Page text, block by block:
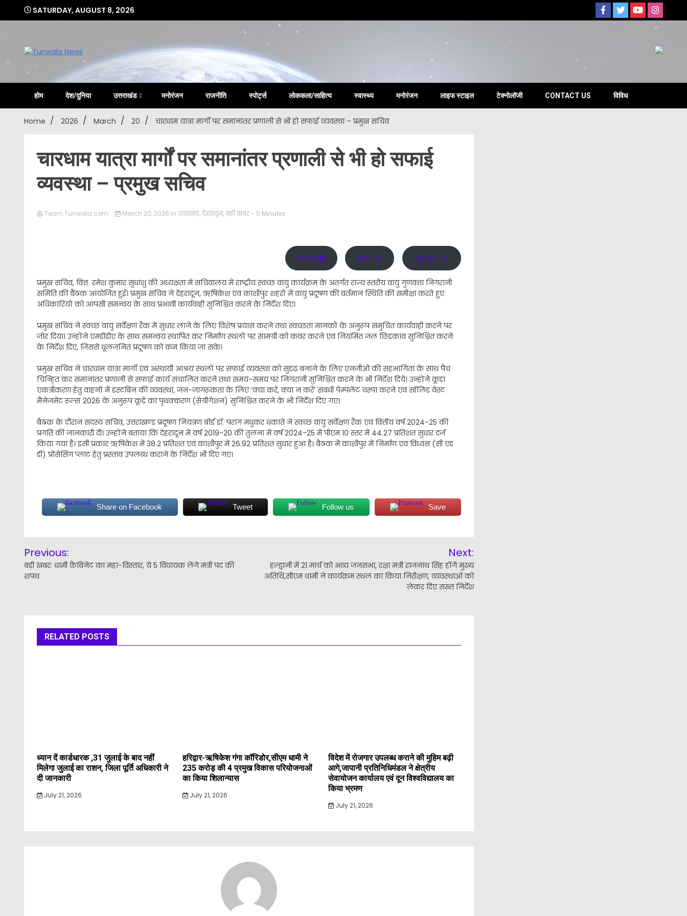
SATURDAY, AUGUST 8, 2026
Tunwala News
Uttarakhand Hindi News Portal
होम देश/दुनिया उत्तराखंड मनोरंजन राजनीति स्पोर्ट्स लोककला/साहित्य स्वास्थ्य मनोरंजन लाइफ स्टाइल टेक्नोलॉजी CONTACT US विविध
Home 2026 March 20 चारधाम यात्रा मार्गों पर समानांतर प्रणाली से भी हो सफाई व्यवस्था – प्रमुख सचिव
चारधाम यात्रा मार्गों पर समानांतर प्रणाली से भी हो सफाई
व्यवस्था – प्रमुख सचिव
Team Tunwala.com March 20, 2026 in उत्तराखंड,देहरादून,बड़ी खबर - 0 Minutes
Print 🖨 PDF 📄 eBook 📱
प्रमुख सचिव, वित्त रमेश कुमार सुधांशु की अध्यक्षता में सचिवालय में राष्ट्रीय स्वच्छ वायु कार्यक्रम के अंतर्गत राज्य स्तरीय वायु गुणवत्ता निगरानी
समिति की बैठक आयोजित हुई। प्रमुख सचिव ने देहरादून, ऋषिकेश एवं काशीपुर शहरों में वायु प्रदूषण की वर्तमान स्थिति की समीक्षा करते हुए
अधिकारियों को आपसी समन्वय के साथ प्रभावी कार्यवाही सुनिश्चित करने के निर्देश दिए।
प्रमुख सचिव ने स्वच्छ वायु सर्वेक्षण रैंक में सुधार लाने के लिए विशेष प्रयास करने तथा स्वच्छता मानकों के अनुरूप समुचित कार्यवाही करने पर
जोर दिया। उन्होंने एमडीडीए के साथ समन्वय स्थापित कर निर्माण स्थलों पर सामग्री को कवर करने एवं नियमित जल छिड़काव सुनिश्चित करने
के निर्देश दिए, जिससे धूलजनित प्रदूषण को कम किया जा सके।
प्रमुख सचिव ने चारधाम यात्रा मार्गों एवं अस्थायी आश्रय स्थलों पर सफाई व्यवस्था को सुदृढ़ बनाने के लिए एनजीओ की सहभागिता के साथ पैच
चिन्ह्ति कर समानांतर प्रणाली से सफाई कार्य संचालित करने तथा समय-समय पर निगरानी सुनिश्चित करने के भी निर्देश दिये। उन्होंने कूड़ा
एकत्रीकरण हेतु वाहनों में डस्टबिन की व्यवस्था, जन-जागरूकता के लिए ‘क्या करें, क्या न करें’ संबंधी पेम्पलेट चस्पा करने एवं सॉलिड वेस्ट
मैनेजमेंट रूल्स 2026 के अनुरूप कूड़े का पृथक्करण (सेग्रीगेशन) सुनिश्चित करने के भी निर्देश दिए गए।
बैठक के दौरान सदस्य सचिव, उत्तराखण्ड प्रदूषण नियंत्रण बोर्ड डॉ. पराग मधुकर धकाते ने स्वच्छ वायु सर्वेक्षण रैंक एवं वित्तीय वर्ष 2024-25 की
प्रगति की जानकारी दी। उन्होंने बताया कि देहरादून में वर्ष 2019-20 की तुलना में वर्ष 2024-25 में पीएम 10 स्तर में 44.27 प्रतिशत सुधार दर्ज
किया गया है। इसी प्रकार ऋषिकेश में 38.2 प्रतिशत एवं काशीपुर में 26.92 प्रतिशत सुधार हुआ है। बैठक में काशीपुर में निर्माण एवं विध्वंस (सी एंड
डी) प्रोसेसिंग प्लांट हेतु प्रस्ताव उपलब्ध कराने के निर्देश भी दिए गए।
Share on Facebook Tweet Follow us Save
navigation
Previous:
बड़ी खबर: धामी कैबिनेट का महा-विस्तार, ये 5 विधायक लेंगे मंत्री पद की
शपथ
Next:
हल्द्वानी में 21 मार्च को भव्य जनसभा, रक्षा मंत्री राजनाथ सिंह होंगे मुख्य
अतिथि,सीएम धामी ने कार्यक्रम स्थल का किया निरीक्षण, व्यवस्थाओं को
लेकर दिए सख्त निर्देश
RELATED POSTS
ध्यान दें कार्डधारक ,31 जुलाई के बाद नहीं
मिलेगा जुलाई का राशन, जिला पूर्ति अधिकारी ने
दी जानकारी
July 21, 2026
हरिद्वार-ऋषिकेश गंगा कॉरिडोर,सीएम धामी ने
235 करोड़ की 4 प्रमुख विकास परियोजनाओं
का किया शिलान्यास
July 21, 2026
विदेश में रोजगार उपलब्ध कराने की मुहिम बढ़ी
आगे,जापानी प्रतिनिधिमंडल ने क्षेत्रीय
सेवायोजन कार्यालय एवं दून विश्वविद्यालय का
किया भ्रमण
July 21, 2026